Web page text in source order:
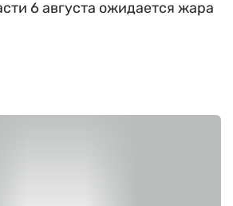
6 августа ожидается жара